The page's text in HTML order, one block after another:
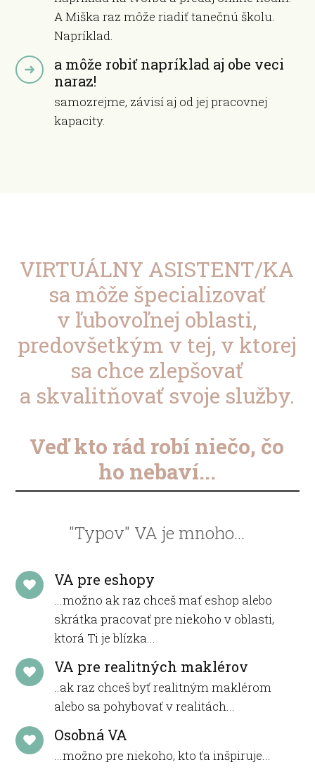
A Miška raz môže riadiť tanečnú školu.
Napríklad.
a môže robiť napríklad aj obe veci
naraz!
samozrejme, závisí aj od jej pracovnej
kapacity.
VIRTUÁLNY ASISTENT/KA
sa môže špecializovať
v ľubovoľnej oblasti,
predovšetkým v tej, v ktorej
sa chce zlepšovať
a skvalitňovať svoje služby.
Veď kto rád robí niečo, čo
ho nebaví...
"Typov" VA je mnoho...
VA pre eshopy
...možno ak raz chceš mať eshop alebo
skrátka pracovať pre niekoho v oblasti,
ktorá Ti je blízka...
VA pre realitných maklérov
..ak raz chceš byť realitným maklérom
alebo sa pohybovať v realitách...
Osobná VA
...možno pre niekoho, kto ťa inšpiruje...